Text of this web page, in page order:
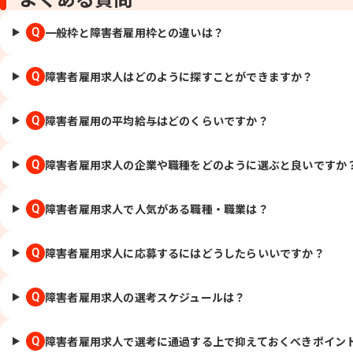
Q 一般枠と障害者雇用枠との違いは？
Q 障害者雇用求人はどのように探すことができますか？
Q 障害者雇用の平均給与はどのくらいですか？
Q 障害者雇用求人の企業や職種をどのように選ぶと良いですか
Q 障害者雇用求人で人気がある職種・職業は？
Q 障害者雇用求人に応募するにはどうしたらいいですか？
Q 障害者雇用求人の選考スケジュールは？
Q 障害者雇用求人で選考に通過する上で抑えておくべきポイン